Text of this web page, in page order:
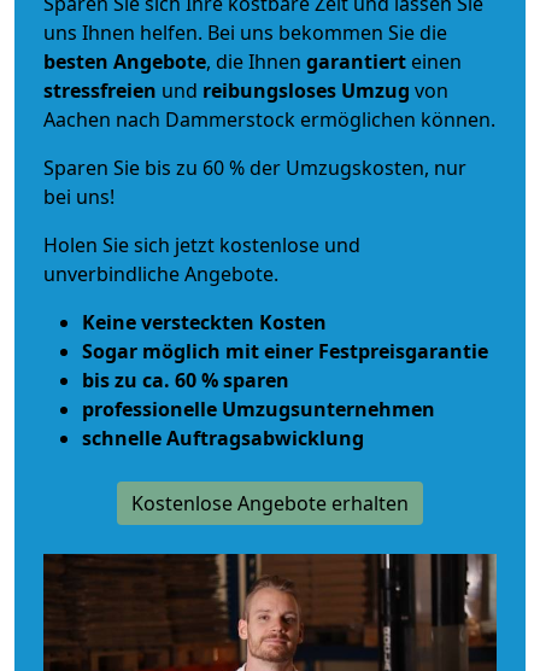
uns Ihnen helfen. Bei uns bekommen Sie die
besten Angebote, die Ihnen garantiert einen
stressfreien und reibungsloses Umzug von
Aachen nach Dammerstock ermöglichen können.
Sparen Sie bis zu 60 % der Umzugskosten, nur
bei uns!
Holen Sie sich jetzt kostenlose und
unverbindliche Angebote.
Keine versteckten Kosten
Sogar möglich mit einer Festpreisgarantie
bis zu ca. 60 % sparen
professionelle Umzugsunternehmen
schnelle Auftragsabwicklung
Kostenlose Angebote erhalten